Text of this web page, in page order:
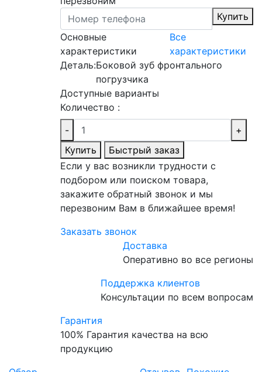
Купить
Основные
характеристики
Все
характеристики
Деталь:Боковой зуб фронтального
погрузчика
Доступные варианты
Количество :
-
+
Купить
Быстрый заказ
Если у вас возникли трудности с
подбором или поиском товара,
закажите обратный звонок и мы
перезвоним Вам в ближайшее время!
Заказать звонок
Доставка
Оперативно во все регионы
Поддержка клиентов
Консультации по всем вопросам
Гарантия
100% Гарантия качества на всю
продукцию